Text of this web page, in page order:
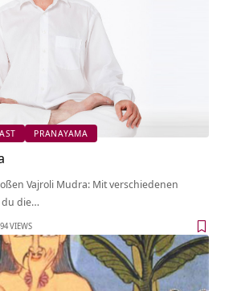
PRANAYAMA
Vajroli Mudra: Mit verschiedenen
du die…
VIEWS